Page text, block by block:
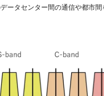
ータセンター間の通信や都市